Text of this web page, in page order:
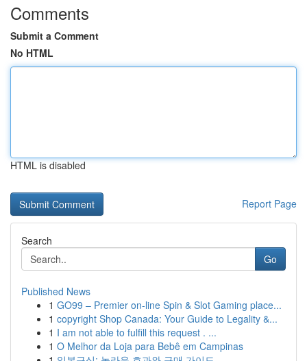
Comments
Submit a Comment
No HTML
HTML is disabled
Report Page
Search
Go
Published News
1 GO99 – Premier on-line Spin & Slot Gaming place...
1 copyright Shop Canada: Your Guide to Legality &...
1 I am not able to fulfill this request . ...
1 O Melhor da Loja para Bebê em Campinas